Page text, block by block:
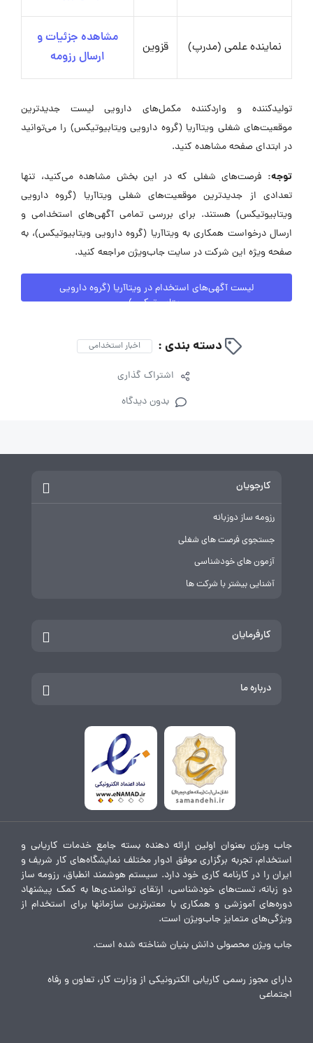
نماینده علمی (مدرپ) قزوین
مشاهده جزئیات و
ارسال رزومه
تولیدکننده و واردکننده مکمل‌های دارویی لیست جدیدترین
موقعیت‌های شغلی ویتاآریا (گروه دارویی ویتابیوتیکس) را می‌توانید
در ابتدای صفحه مشاهده کنید.
توجه: فرصت‌های شغلی که در این بخش مشاهده می‌کنید، تنها
تعدادی از جدیدترین موقعیت‌های شغلی ویتاآریا (گروه دارویی
ویتابیوتیکس) هستند. برای بررسی تمامی آگهی‌های استخدامی و
ارسال درخواست همکاری به ویتاآریا (گروه دارویی ویتابیوتیکس)، به
صفحه ویژه این شرکت در سایت جاب‌ویژن مراجعه کنید.
لیست آگهی‌های استخدام در ویتاآریا (گروه دارویی
ویتابیوتیکس)
دسته بندی : اخبار استخدامی
اشتراک گذاری
بدون دیدگاه
کارجویان
رزومه ساز دوزبانه
جستجوی فرصت های شغلی
آزمون های خودشناسی
آشنایی بیشتر با شرکت ها
کارفرمایان
درباره ما
جاب ویژن بعنوان اولین ارائه دهنده بسته جامع خدمات کاریابی و
استخدام، تجربه برگزاری موفق ادوار مختلف نمایشگاه‌های کار شریف و
ایران را در کارنامه کاری خود دارد. سیستم هوشمند انطباق، رزومه ساز
دو زبانه، تست‌های خودشناسی، ارتقای توانمندی‌ها به کمک پیشنهاد
دوره‌های آموزشی و همکاری با معتبرترین سازمانها برای استخدام از
ویژگی‌های متمایز جاب‌ویژن است.
جاب ویژن محصولی دانش بنیان شناخته شده است.
دارای مجوز رسمی کاریابی الکترونیکی از وزارت کار، تعاون و رفاه
اجتماعی